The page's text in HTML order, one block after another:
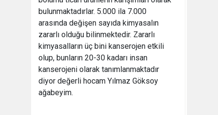
bulunmaktadırlar. 5.000 ila 7.000
arasında değişen sayıda kimyasalın
zararlı olduğu bilinmektedir. Zararlı
kimyasalların üç bini kanserojen etkili
olup, bunların 20-30 kadarı insan
kanserojeni olarak tanımlanmaktadır
diyor değerli hocam Yılmaz Göksoy
ağabeyim.